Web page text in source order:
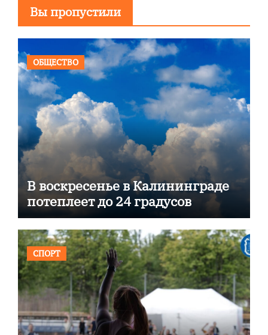
Вы пропустили
ОБЩЕСТВО
В воскресенье в Калининграде
потеплеет до 24 градусов
СПОРТ